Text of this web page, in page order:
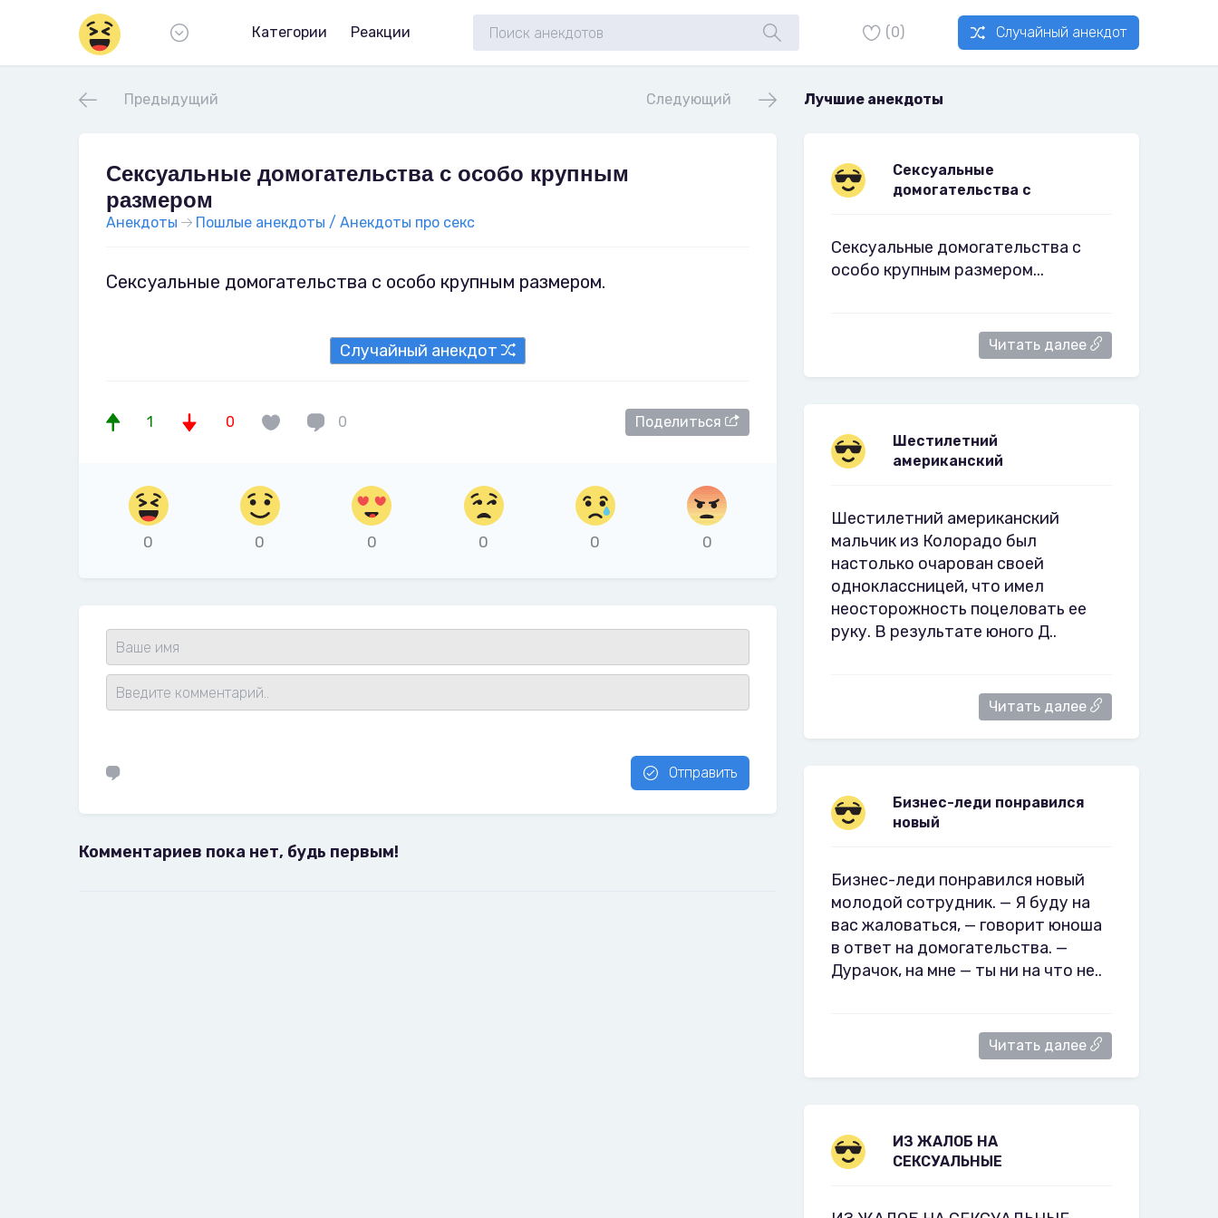
Категории Реакции (0) Случайный анекдот
Предыдущий Следующий Лучшие анекдоты
Сексуальные домогательства с особо крупным
размером
Анекдоты Пошлые анекдоты / Анекдоты про секс
Сексуальные домогательства с особо крупным размером.
Случайный анекдот
1 0 0 Поделиться
0 0 0 0 0 0
Отправить
Комментариев пока нет, будь первым!
Cекcуальные
домогательства с
Cекcуальные домогательства с
особо крупным размером...
Читать далее
Шестилетний
американский
Шестилетний американский
мальчик из Колорадо был
настолько очарован своей
одноклассницей, что имел
неосторожность поцеловать ее
руку. В результате юного Д..
Читать далее
Бизнес-леди понравился
новый
Бизнес-леди понравился новый
молодой сотрудник. — Я буду на
вас жаловаться, — говорит юноша
в ответ на домогательства. —
Дурачок, на мне — ты ни на что не..
Читать далее
ИЗ ЖАЛОБ НА
СЕКСУАЛЬНЫЕ